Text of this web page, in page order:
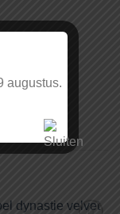
augustus.